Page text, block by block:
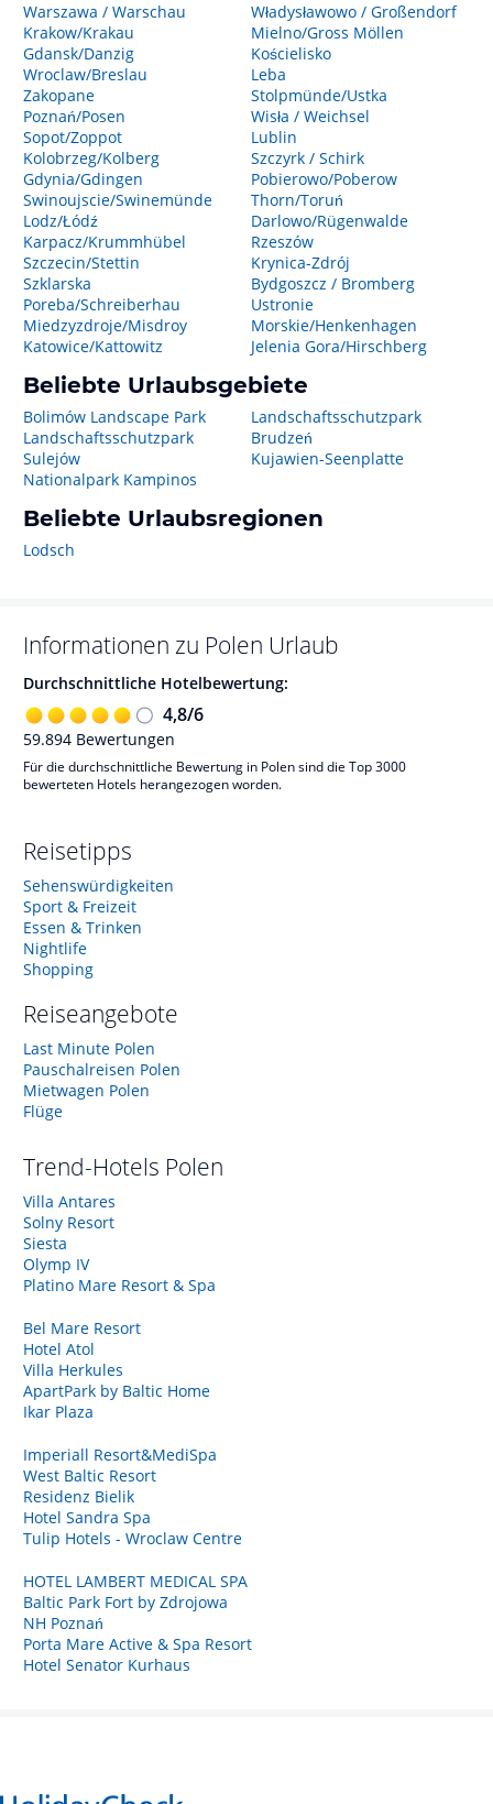
Warszawa / Warschau
Krakow/Krakau
Gdansk/Danzig
Wroclaw/Breslau
Zakopane
Poznań/Posen
Sopot/Zoppot
Kolobrzeg/Kolberg
Gdynia/Gdingen
Swinoujscie/Swinemünde
Lodz/Łódź
Karpacz/Krummhübel
Szczecin/Stettin
Szklarska
Poreba/Schreiberhau
Miedzyzdroje/Misdroy
Katowice/Kattowitz
Władysławowo / Großendorf
Mielno/Gross Möllen
Kościelisko
Leba
Stolpmünde/Ustka
Wisła / Weichsel
Lublin
Szczyrk / Schirk
Pobierowo/Poberow
Thorn/Toruń
Darlowo/Rügenwalde
Rzeszów
Krynica-Zdrój
Bydgoszcz / Bromberg
Ustronie
Morskie/Henkenhagen
Jelenia Gora/Hirschberg
Beliebte Urlaubsgebiete
Bolimów Landscape Park
Landschaftsschutzpark
Sulejów
Nationalpark Kampinos
Landschaftsschutzpark
Brudzeń
Kujawien-Seenplatte
Beliebte Urlaubsregionen
Lodsch
Informationen zu Polen Urlaub
Durchschnittliche Hotelbewertung:
4,8/6
59.894 Bewertungen
Für die durchschnittliche Bewertung in Polen sind die Top 3000
bewerteten Hotels herangezogen worden.
Reisetipps
Sehenswürdigkeiten
Sport & Freizeit
Essen & Trinken
Nightlife
Shopping
Reiseangebote
Last Minute Polen
Pauschalreisen Polen
Mietwagen Polen
Flüge
Trend-Hotels Polen
Villa Antares
Solny Resort
Siesta
Olymp IV
Platino Mare Resort & Spa
Bel Mare Resort
Hotel Atol
Villa Herkules
ApartPark by Baltic Home
Ikar Plaza
Imperiall Resort&MediSpa
West Baltic Resort
Residenz Bielik
Hotel Sandra Spa
Tulip Hotels - Wroclaw Centre
HOTEL LAMBERT MEDICAL SPA
Baltic Park Fort by Zdrojowa
NH Poznań
Porta Mare Active & Spa Resort
Hotel Senator Kurhaus